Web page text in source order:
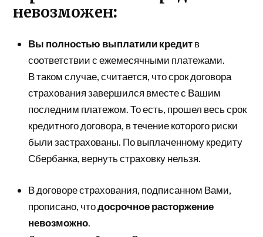
невозможен:
Вы полностью выплатили кредитв
соответствии с ежемесячными платежами.
В таком случае, считается, что срок договора
страхования завершился вместе с Вашим
последним платежом. То есть, прошел весь срок
кредитного договора, в течение которого риски
были застрахованы. По выплаченному кредиту
Сбербанка, вернуть страховку нельзя.
В договоре страхования, подписанном Вами,
прописано, чтодосрочное расторжение
невозможно.